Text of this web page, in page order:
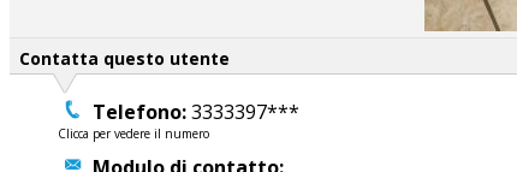
Contatta questo utente
Telefono:3333397***
Clicca per vedere il numero